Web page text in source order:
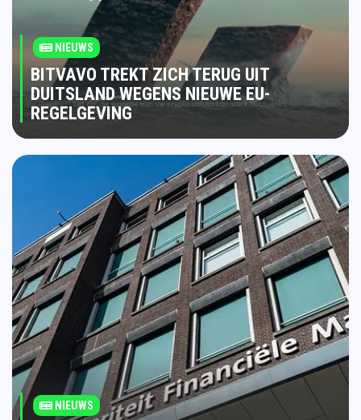
NIEUWS
BITVAVO TREKT ZICH TERUG UIT
DUITSLAND WEGENS NIEUWE EU-
REGELGEVING
NIEUWS